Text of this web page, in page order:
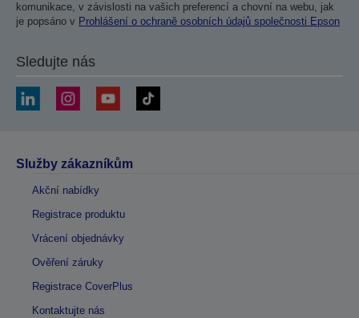
komunikace, v závislosti na vašich preferencí a chovní na webu, jak
je popsáno v Prohlášení o ochraně osobních údajů společnosti Epson
Sledujte nás
Služby zákazníkům
Akční nabídky
Registrace produktu
Vrácení objednávky
Ověření záruky
Registrace CoverPlus
Kontaktujte nás